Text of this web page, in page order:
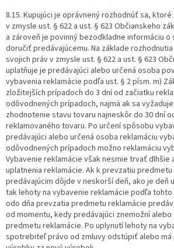
8.15. Kupujúci je oprávnený rozhodnúť sa,
v zmysle ust. § 622 a ust. § 623 Občianskeho
a zároveň je povinný bezodkladne informáciu
doručiť predávajúcemu. Na základe
svojich práv v zmysle ust. § 622 a ust. § 623
uplatňuje je predávajúci alebo určená osoba
vybavenia reklamácie podľa ust. § 2 písm. m)
zložitejších prípadoch do 3 dní od začiatku
odôvodnených prípadoch, najmä ak sa
zhodnotenie stavu tovaru najneskôr do 30 dní
reklamovaného tovaru. Po určení spôsobu
predávajúci alebo určená osoba reklamáciu
odôvodnených prípadoch možno reklamáciu
Vybavenie reklamácie však nesmie trvať dlhšie
uplatnenia reklamácie. Ak k prevzatiu
predávajúcim dôjde v neskorší deň, ako je deň
tak lehoty na vybavenie reklamácie podľa
odo dňa prevzatia predmetu reklamácie
od momentu, kedy predávajúci znemožní
predmetu reklamácie. Po uplynutí lehoty na
spotrebiteľ právo od zmluvy odstúpiť alebo má